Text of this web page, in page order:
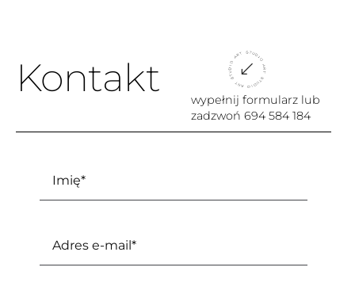
Kontakt
wypełnij formularz lub
zadzwoń 694 584 184